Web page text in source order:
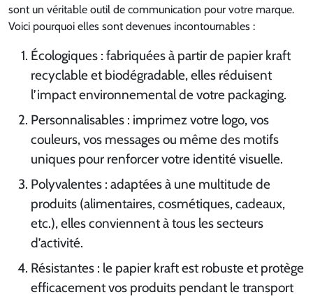
sont un véritable outil de communication pour votre marque.
Voici pourquoi elles sont devenues incontournables :
Écologiques : fabriquées à partir de papier kraft
recyclable et biodégradable, elles réduisent
l’impact environnemental de votre packaging.
Personnalisables : imprimez votre logo, vos
couleurs, vos messages ou même des motifs
uniques pour renforcer votre identité visuelle.
Polyvalentes : adaptées à une multitude de
produits (alimentaires, cosmétiques, cadeaux,
etc.), elles conviennent à tous les secteurs
d’activité.
Résistantes : le papier kraft est robuste et protège
efficacement vos produits pendant le transport